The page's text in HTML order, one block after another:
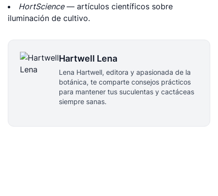
HortScience— artículos científicos sobre
iluminación de cultivo.
Hartwell Lena
Lena Hartwell, editora y apasionada de la
botánica, te comparte consejos prácticos
para mantener tus suculentas y cactáceas
siempre sanas.